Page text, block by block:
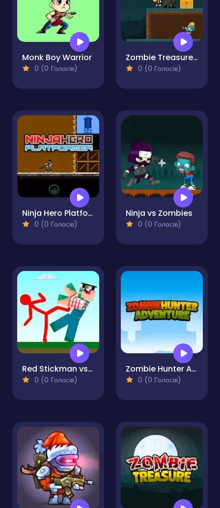
Monk Boy Warrior
0 (0 Голосів)
Zombie Treasure Adventure
0 (0 Голосів)
Ninja Hero Platformer
0 (0 Голосів)
Ninja vs Zombies
0 (0 Голосів)
Red Stickman vs Craftmans
0 (0 Голосів)
Zombie Hunter Adventure
0 (0 Голосів)